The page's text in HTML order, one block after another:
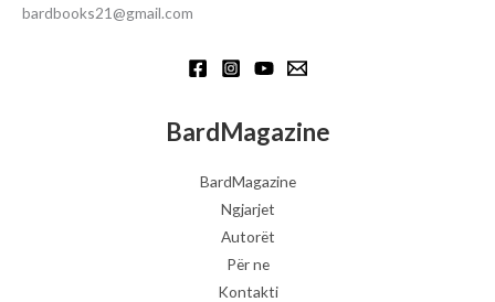
bardbooks21@gmail.com
BardMagazine
BardMagazine
Ngjarjet
Autorët
Për ne
Kontakti